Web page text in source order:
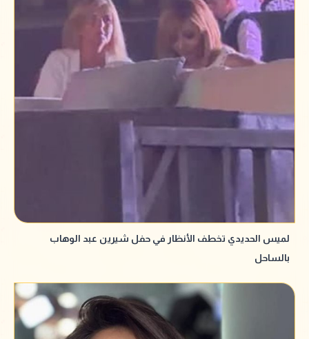
لميس الحديدي تخطف الأنظار في حفل شيرين عبد الوهاب
بالساحل